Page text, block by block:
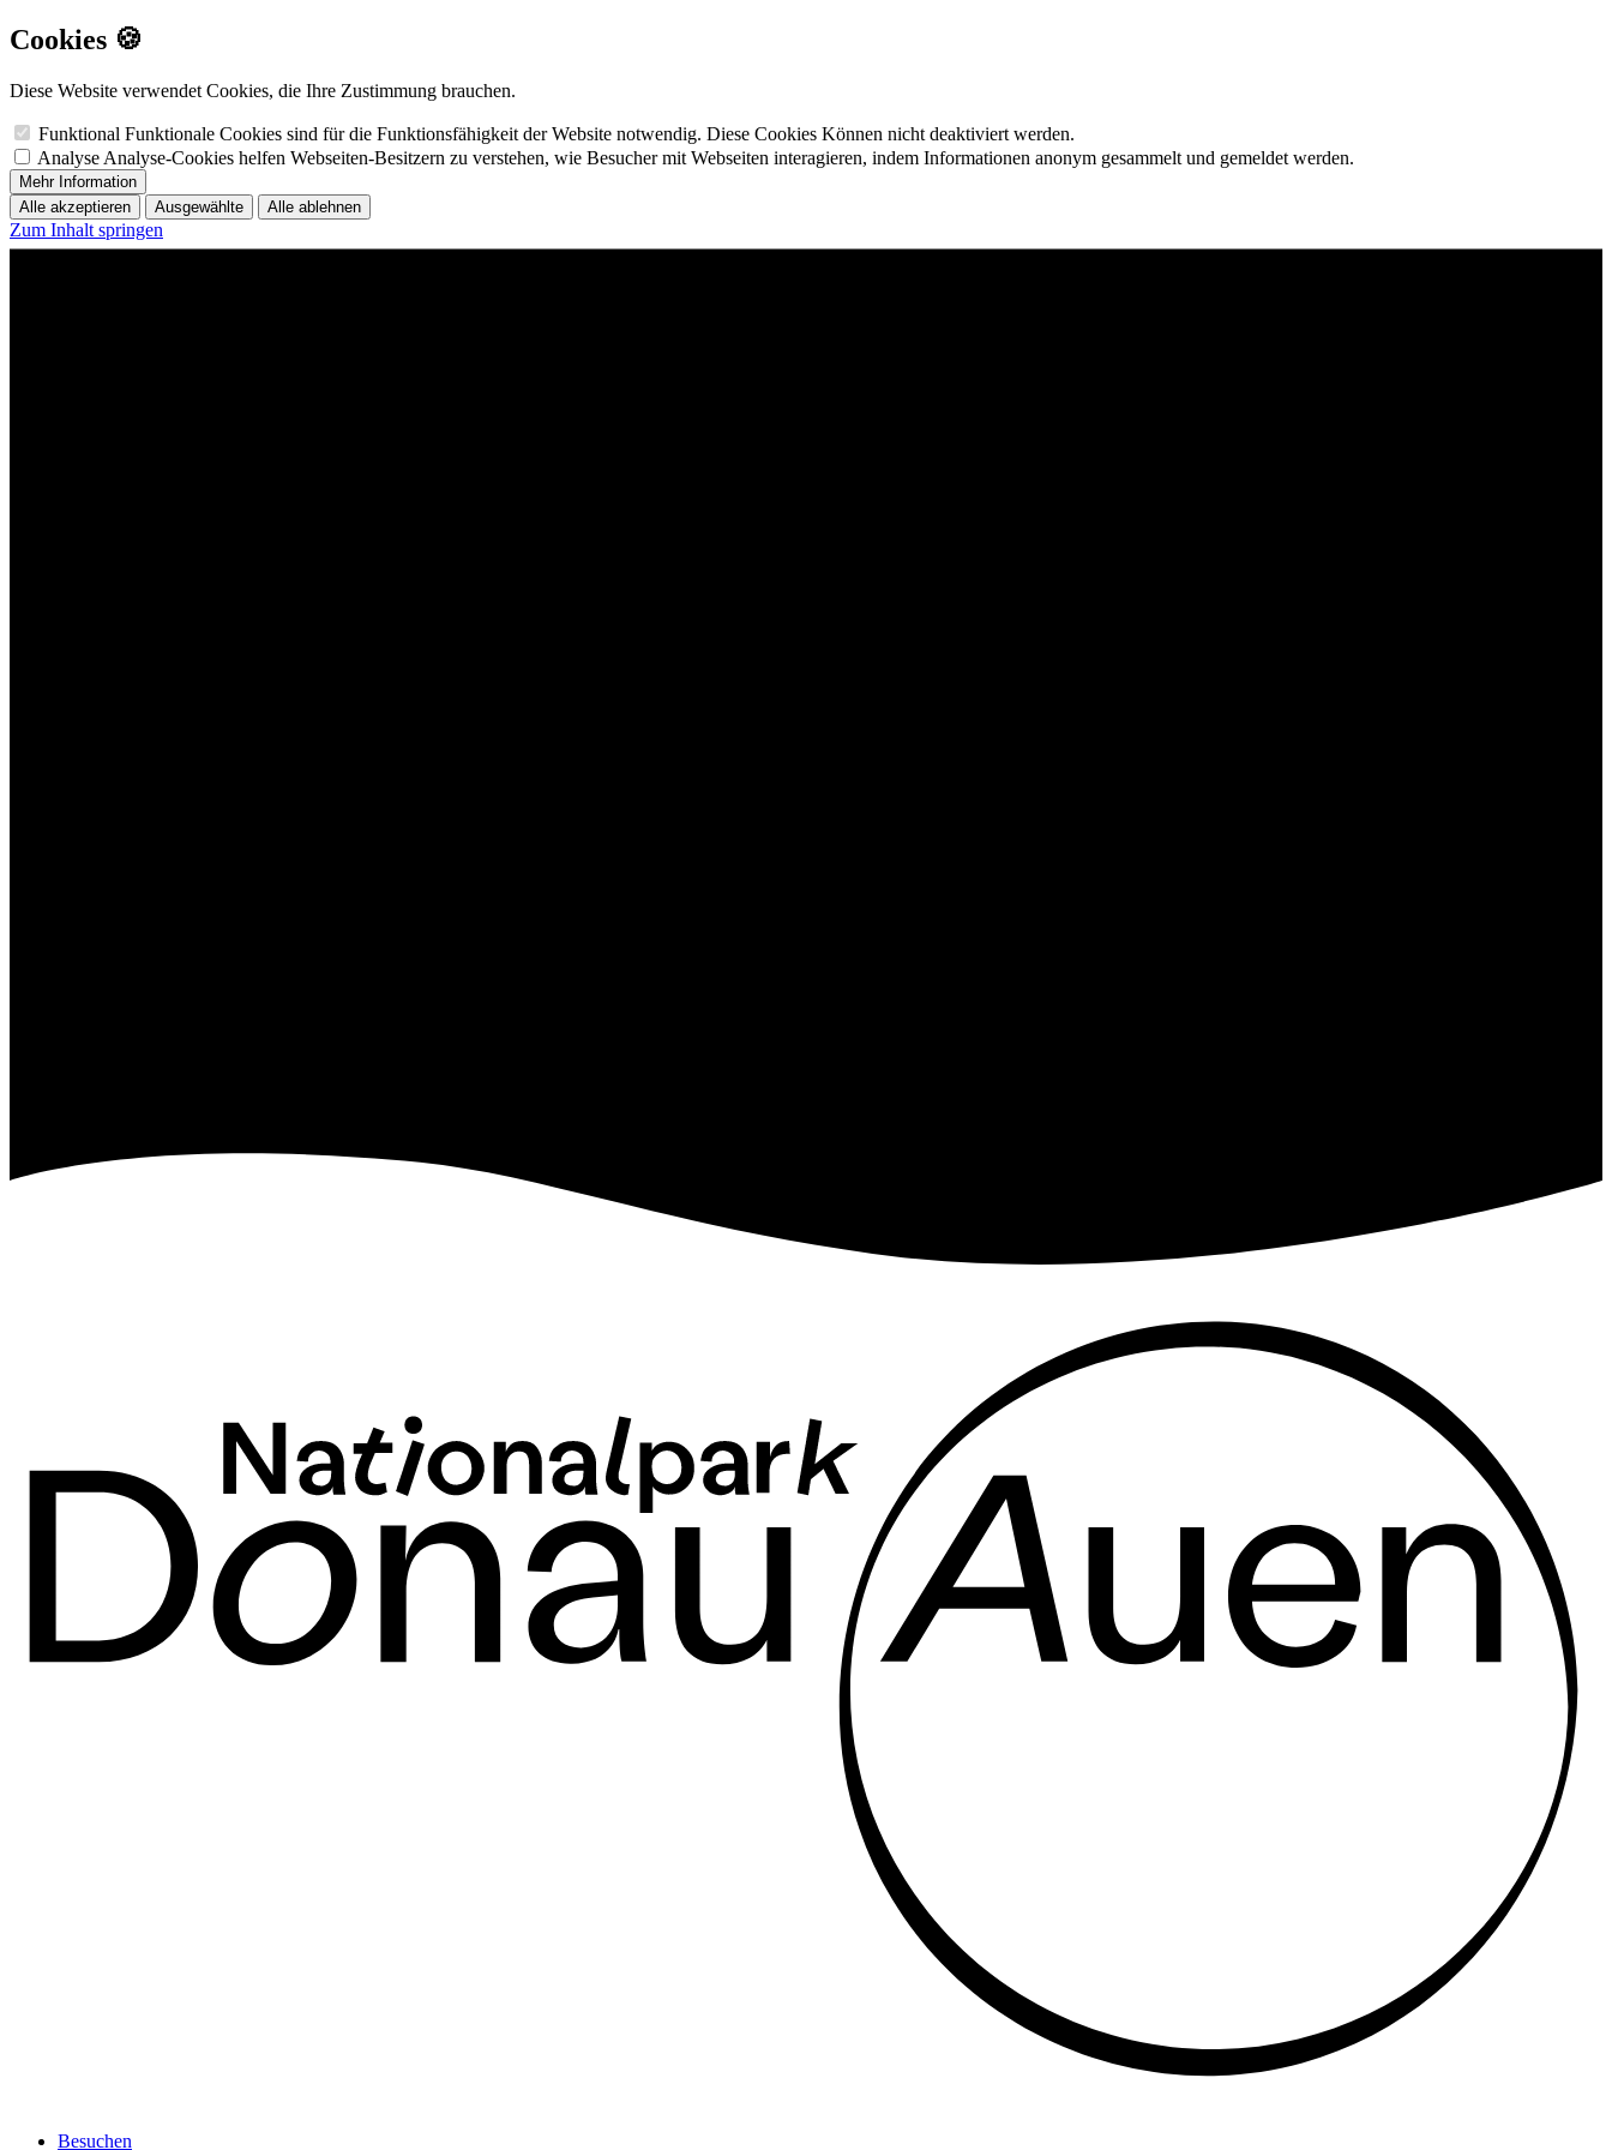
Cookies 🍪
Diese Website verwendet Cookies, die Ihre Zustimmung brauchen.
Funktional Funktionale Cookies sind für die Funktionsfähigkeit der Website notwendig. Diese Cookies Können nicht deaktiviert werden.
Analyse Analyse-Cookies helfen Webseiten-Besitzern zu verstehen, wie Besucher mit Webseiten interagieren, indem Informationen anonym gesammelt und gemeldet werden.
Mehr Information
Alle akzeptieren
Ausgewählte Alle ablehnen
Zum Inhalt springen
Besuchen